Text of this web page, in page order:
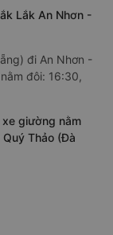
Lắk An Nhơn -
đi An Nhơn -
đôi: 16:30,
giường nằm
Thảo (Đà